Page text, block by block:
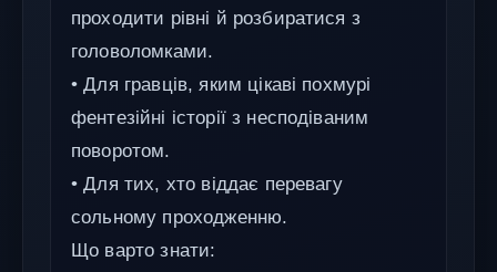
проходити рівні й розбиратися з
головоломками.
• Для гравців, яким цікаві похмурі
фентезійні історії з несподіваним
поворотом.
• Для тих, хто віддає перевагу
сольному проходженню.
Що варто знати: